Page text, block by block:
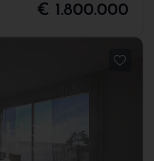
€ 1.800.000